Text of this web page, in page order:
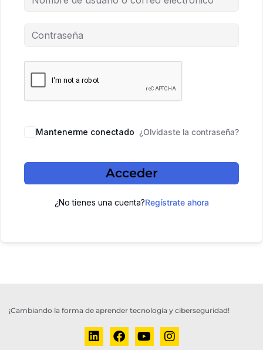
Mantenerme conectado ¿Olvidaste la contraseña?
Acceder
¿No tienes una cuenta?Regístrate ahora
¡Cambiando la forma de aprender tecnología y ciberseguridad!